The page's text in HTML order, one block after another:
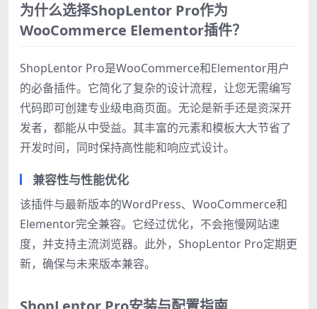
为什么选择ShopLentor Pro作为
WooCommerce Elementor插件？
ShopLentor Pro是WooCommerce和Elementor用户
的必备插件。它简化了复杂的设计流程，让您无需编写
代码即可创建专业级电商页面。无论是新手还是资深开
发者，都能从中受益。其丰富的元素和模板大大节省了
开发时间，同时保持高性能和响应式设计。
兼容性与性能优化
该插件与最新版本的WordPress、WooCommerce和
Elementor完全兼容。它经过优化，不会拖慢网站速
度，并支持主流浏览器。此外，ShopLentor Pro定期更
新，确保与未来版本兼容。